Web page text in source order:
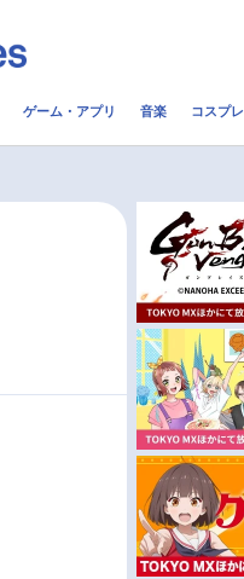
配信・Vtuber
今期アニメ曜日別一覧
夏アニメ
ゲーム・アプリ 音楽 コスプレ